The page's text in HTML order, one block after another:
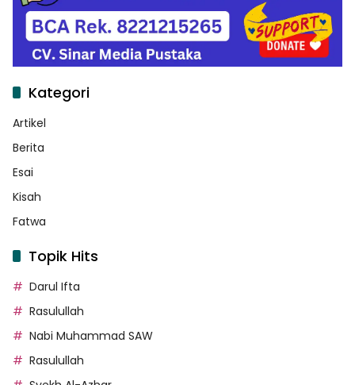
Kategori
Artikel
Berita
Esai
Kisah
Fatwa
Topik Hits
Darul Ifta
Rasulullah
Nabi Muhammad SAW
Rasulullah